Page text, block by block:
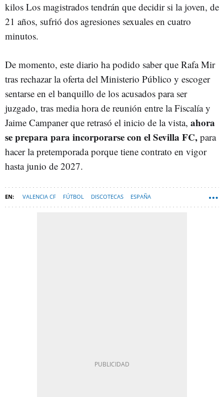
kilos Los magistrados tendrán que decidir si la joven, de
21 años, sufrió dos agresiones sexuales en cuatro
minutos.
De momento, este diario ha podido saber que Rafa Mir
tras rechazar la oferta del Ministerio Público y escoger
sentarse en el banquillo de los acusados para ser
juzgado, tras media hora de reunión entre la Fiscalía y
Jaime Campaner que retrasó el inicio de la vista, ahora
se prepara para incorporarse con el Sevilla FC, para
hacer la pretemporada porque tiene contrato en vigor
hasta junio de 2027.
VALENCIA CF FÚTBOL DISCOTECAS ESPAÑA